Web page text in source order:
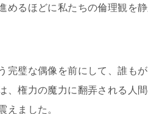
めるほどに私たちの倫理観を
完璧な偶像を前にして、誰も
、権力の魔力に翻弄される人
えました。